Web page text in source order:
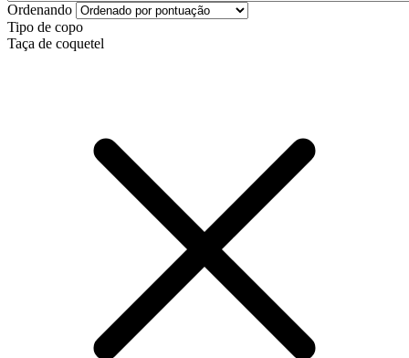
Ordenando
Tipo de copo
Taça de coquetel